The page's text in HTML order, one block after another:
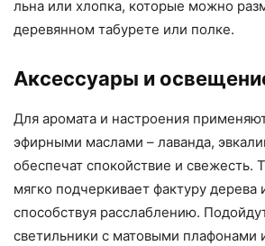
льна или хлопка, которые можно
деревянном табурете или полке.
Аксессуары и
Для аромата и настроения
эфирными маслами – лаванда,
обеспечат спокойствие и свежесть.
мягко подчеркивает фактуру дерева
способствуя расслаблению.
светильники с матовыми плафонами